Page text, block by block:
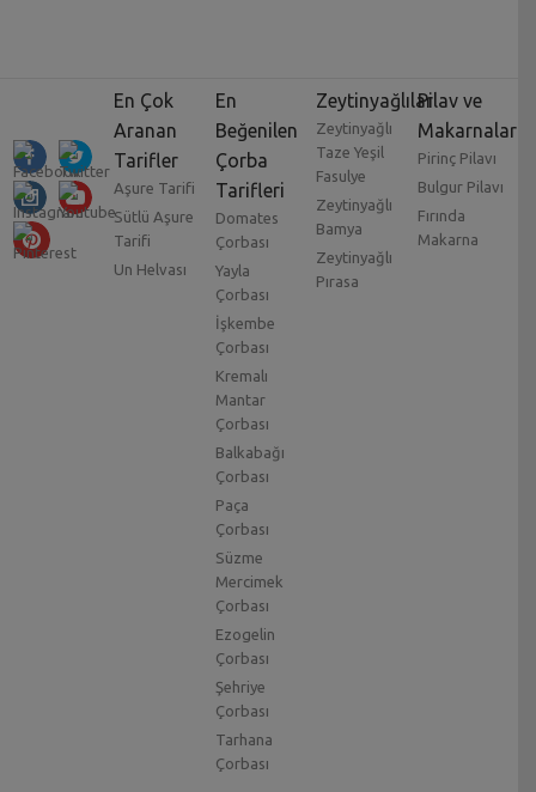
En Çok
Aranan
Tarifler
Aşure Tarifi
Sütlü Aşure
Tarifi
Un Helvası
En
Beğenilen
Çorba
Tarifleri
Domates
Çorbası
Yayla
Çorbası
İşkembe
Çorbası
Kremalı
Mantar
Çorbası
Balkabağı
Çorbası
Paça
Çorbası
Süzme
Mercimek
Çorbası
Ezogelin
Çorbası
Şehriye
Çorbası
Tarhana
Çorbası
Zeytinyağlılar
Zeytinyağlı
Taze Yeşil
Fasulye
Zeytinyağlı
Bamya
Zeytinyağlı
Pırasa
Pilav ve
Makarnalar
Pirinç Pilavı
Bulgur Pilavı
Fırında
Makarna